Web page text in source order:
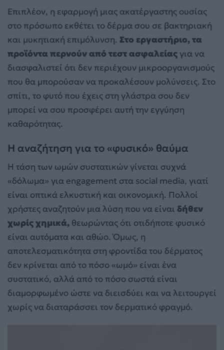
Επιπλέον, η εφαρμογή μιας ακατέργαστης ουσίας
στο πρόσωπο εκθέτει το δέρμα σου σε βακτηριακή
και μυκητιακή επιμόλυνση. Στο εργαστήριο, τα
προϊόντα περνούν από τεστ ασφαλείας για να
διασφαλιστεί ότι δεν περιέχουν μικροοργανισμούς
που θα μπορούσαν να προκαλέσουν μολύνσεις. Στο
σπίτι, το φυτό που έχεις στη γλάστρα σου δεν
μπορεί να σου προσφέρει αυτή την εγγύηση
καθαρότητας.
Η αναζήτηση για το «φυσικό» θαύμα
Η τάση των ωμών συστατικών γίνεται συχνά
«δόλωμα» για engagement στα social media, γιατί
είναι οπτικά ελκυστική και οικονομική. Πολλοί
χρήστες αναζητούν μια λύση που να είναι δήθεν
χωρίς χημικά, θεωρώντας ότι οτιδήποτε φυσικό
είναι αυτόματα και αθώο. Όμως, η
αποτελεσματικότητα στη φροντίδα του δέρματος
δεν κρίνεται από το πόσο «ωμό» είναι ένα
συστατικό, αλλά από το πόσο σωστά είναι
διαμορφωμένο ώστε να διεισδύει και να λειτουργεί
χωρίς να διαταράσσει τον δερματικό φραγμό.